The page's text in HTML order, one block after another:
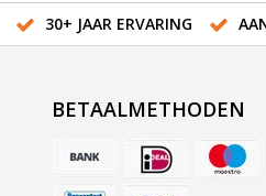
30+ JAAR ERVARING
BETAALMETHODEN